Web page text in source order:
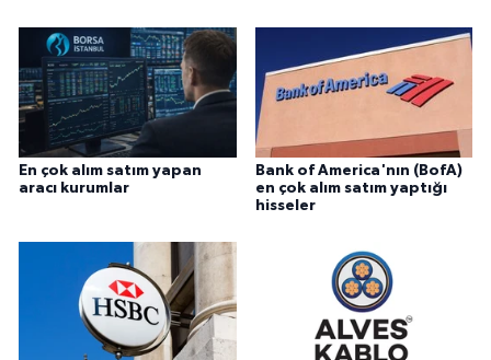
En çok alım satım yapan
aracı kurumlar
Bank of America'nın (BofA)
en çok alım satım yaptığı
hisseler